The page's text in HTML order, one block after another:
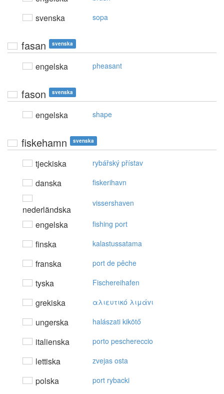
svenska sopa
fasan svenska
engelska pheasant
fason svenska
engelska shape
fiskehamn svenska
tjeckiska rybářský přístav
danska fiskerihavn
nederländska
vissershaven
engelska fishing port
finska kalastussatama
franska port de pêche
tyska Fischereihafen
grekiska αλιευτικό λιμάvι
ungerska halászati kikötő
italienska porto peschereccio
lettiska zvejas osta
polska port rybacki